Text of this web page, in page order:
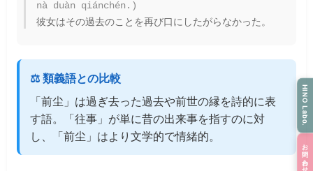
nà duàn qiánchén.)
彼女はその過去のことを再び口にしたがらなかった。
⚖️ 類義語との比較
「前尘」は過ぎ去った過去や前世の縁を詩的に表
す語。「往事」が単に昔の出来事を指すのに対
し、「前尘」はより文学的で情緒的。
HINO Labo.
お問い合わせ